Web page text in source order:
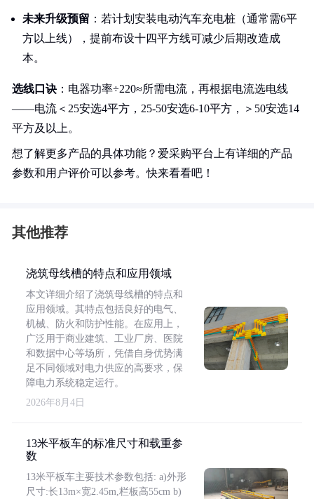
未来升级预留 ：若计划安装电动汽车充电桩（通常需6平
方以上线），提前布设十四平方线可减少后期改造成
本。
选线口诀 ：电器功率÷220≈所需电流，再根据电流选电线
——电流＜25安选4平方，25-50安选6-10平方，＞50安选14
平方及以上。
想了解更多产品的具体功能？爱采购平台上有详细的产品
参数和用户评价可以参考。快来看看吧！
其他推荐
浇筑母线槽的特点和应用领域
本文详细介绍了浇筑母线槽的特点和
应用领域。其特点包括良好的电气、
机械、防火和防护性能。在应用上，
广泛用于商业建筑、工业厂房、医院
和数据中心等场所，凭借自身优势满
足不同领域对电力供应的高要求，保
障电力系统稳定运行。
2026年8月4日
13米平板车的标准尺寸和载重参
数
13米平板车主要技术参数包括: a)外形
尺寸:长13m×宽2.45m,栏板高55cm b)